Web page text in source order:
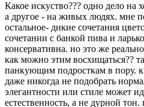
Какое искуство??? одно дело на
а другое - на живых людях. мне
остальное- дикие сочетания
сочетании с банкой пива и
консервативна. но это же
как можно этим восхищаться??
панкующим подросткам в пору.
даже никогда не подобрать
элегантности или стиле может
естественность, а не дурной тон.